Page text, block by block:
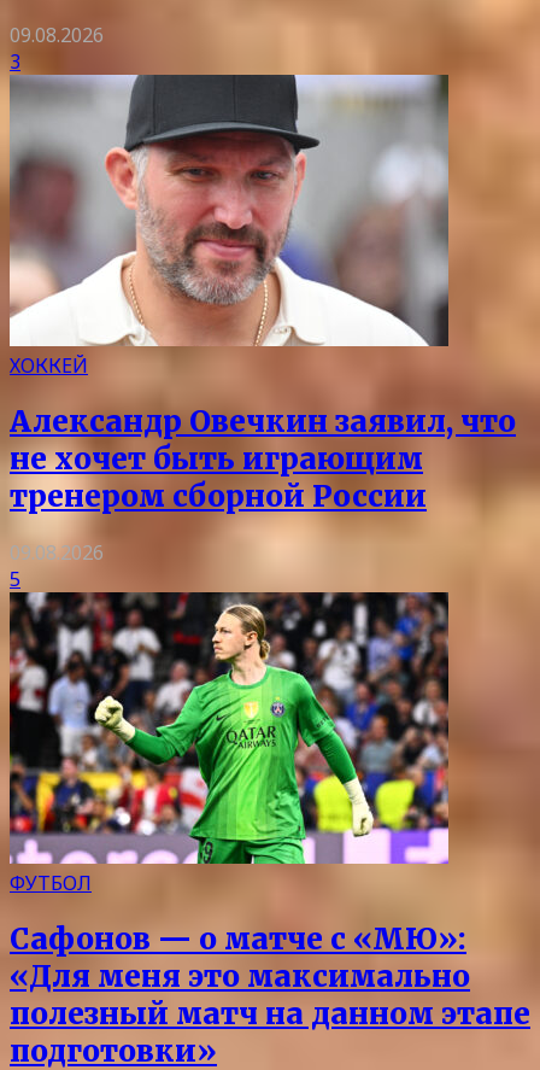
09.08.2026
3
ХОККЕЙ
Александр Овечкин заявил, что
не хочет быть играющим
тренером сборной России
09.08.2026
5
ФУТБОЛ
Сафонов — о матче с «МЮ»:
«Для меня это максимально
полезный матч на данном этапе
подготовки»